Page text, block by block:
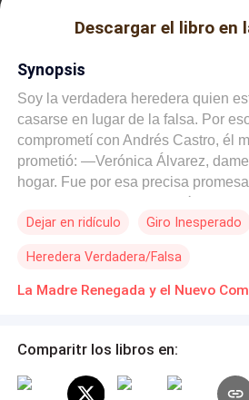
Descargar el libro en
Synopsis
Soy la verdadera heredera quien
casarse en lugar de la falsa. Por
comprometí con Andrés Castro, él
prometió: —Verónica Álvarez,
hogar. Fue por esa precisa
un hogar propio de verdad y ser
la supuesta falsa hija tomando de
mientras él niño le decía: —¡Qué
entonces? La impostora solo se
ellos fueran una verdadera familia.
Dejar en ridículo Giro Inesperado
Heredera Verdadera/Falsa
Comparitr los libros en: